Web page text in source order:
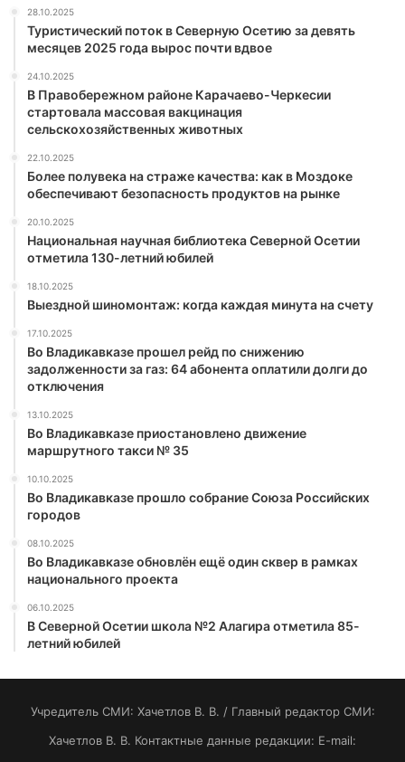
28.10.2025
Туристический поток в Северную Осетию за девять
месяцев 2025 года вырос почти вдвое
24.10.2025
В Правобережном районе Карачаево-Черкесии
стартовала массовая вакцинация
сельскохозяйственных животных
22.10.2025
Более полувека на страже качества: как в Моздоке
обеспечивают безопасность продуктов на рынке
20.10.2025
Национальная научная библиотека Северной Осетии
отметила 130-летний юбилей
18.10.2025
Выездной шиномонтаж: когда каждая минута на счету
17.10.2025
Во Владикавказе прошел рейд по снижению
задолженности за газ: 64 абонента оплатили долги до
отключения
13.10.2025
Во Владикавказе приостановлено движение
маршрутного такси № 35
10.10.2025
Во Владикавказе прошло собрание Союза Российских
городов
08.10.2025
Во Владикавказе обновлён ещё один сквер в рамках
национального проекта
06.10.2025
В Северной Осетии школа №2 Алагира отметила 85-
летний юбилей
Учредитель СМИ: Хaчeтлoв B. B. / Главный редактор СМИ:
Хaчeтлoв B. B. Контактные данные редакции: E-mail: